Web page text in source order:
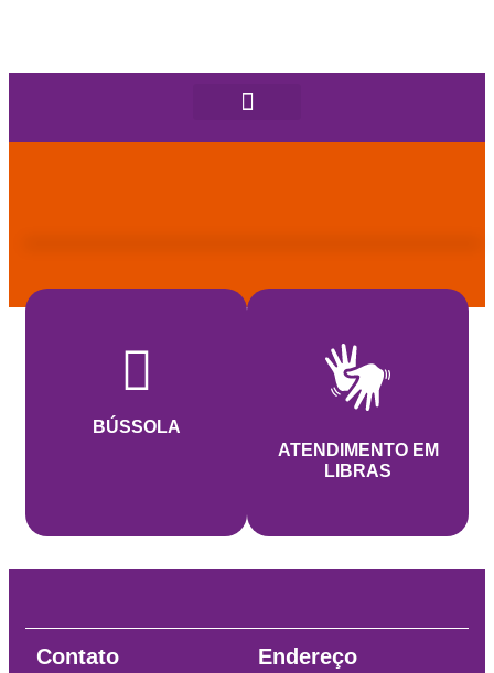
BÚSSOLA
ATENDIMENTO EM
LIBRAS
Contato Endereço